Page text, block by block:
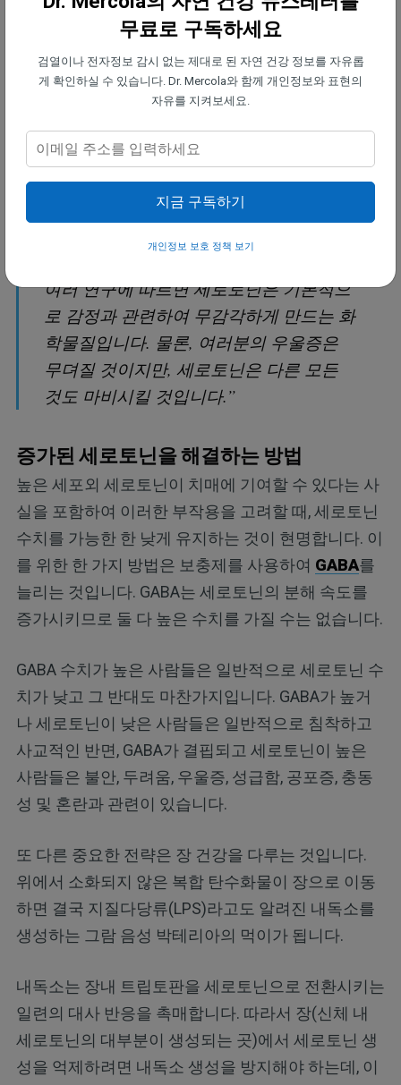
토닌의 주요 역할은 대사이며, 세로토닌의
진화적 역할은 아마도 스트레스를 받을 때
통증을 무감각하게 하는 것일 것입니다.
그것은 여러분의 고통 반응, 심지어 여러
분의 슬픔 반응까지 꺼지게 하지만, 다른
모든 감정을 꺼버리는 대가를 치르게 합니
여러 연구에 따르면 세로토닌은 기본적으
로 감정과 관련하여 무감각하게 만드는 화
학물질입니다. 물론, 여러분의 우울증은
무뎌질 것이지만, 세로토닌은 다른 모든
것도 마비시킬 것입니다.”
증가된 세로토닌을 해결하는 방법
높은 세포외 세로토닌이 치매에 기여할 수 있다는 사
실을 포함하여 이러한 부작용을 고려할 때, 세로토닌
수치를 가능한 한 낮게 유지하는 것이 현명합니다. 이
를 위한 한 가지 방법은 보충제를 사용하여 GABA를
늘리는 것입니다. GABA는 세로토닌의 분해 속도를
증가시키므로 둘 다 높은 수치를 가질 수는 없습니다.
GABA 수치가 높은 사람들은 일반적으로 세로토닌 수
치가 낮고 그 반대도 마찬가지입니다. GABA가 높거
나 세로토닌이 낮은 사람들은 일반적으로 침착하고
사교적인 반면, GABA가 결핍되고 세로토닌이 높은
사람들은 불안, 두려움, 우울증, 성급함, 공포증, 충동
성 및 혼란과 관련이 있습니다.
또 다른 중요한 전략은 장 건강을 다루는 것입니다.
위에서 소화되지 않은 복합 탄수화물이 장으로 이동
하면 결국 지질다당류(LPS)라고도 알려진 내독소를
생성하는 그람 음성 박테리아의 먹이가 됩니다.
내독소는 장내 트립토판을 세로토닌으로 전환시키는
일련의 대사 반응을 촉매합니다. 따라서 장(신체 내
세로토닌의 대부분이 생성되는 곳)에서 세로토닌 생
성을 억제하려면 내독소 생성을 방지해야 하는데, 이
무료로 구독하세요
검열이나 전자정보 감시 없는 제대로 된 자연 건강 정보를 자유롭
게 확인하실 수 있습니다. Dr. Mercola와 함께 개인정보와 표현의
자유를 지켜보세요.
지금 구독하기
개인정보 보호 정책 보기